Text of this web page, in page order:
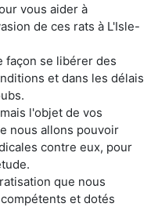
vous aider à
de ces rats à L'Isle-
façon se libérer des
et dans les délais
l'objet de vos
nous allons pouvoir
contre eux, pour
que nous
et dotés